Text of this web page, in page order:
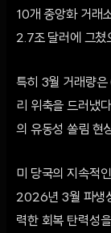
10개 중앙화 거래
2.7조 달러에 그쳤
특히 3월 거래량
리 위축을 드러냈
의 유동성 쏠림 현
미 당국의 지속적
2026년 3월 파생
력한 회복 탄력성